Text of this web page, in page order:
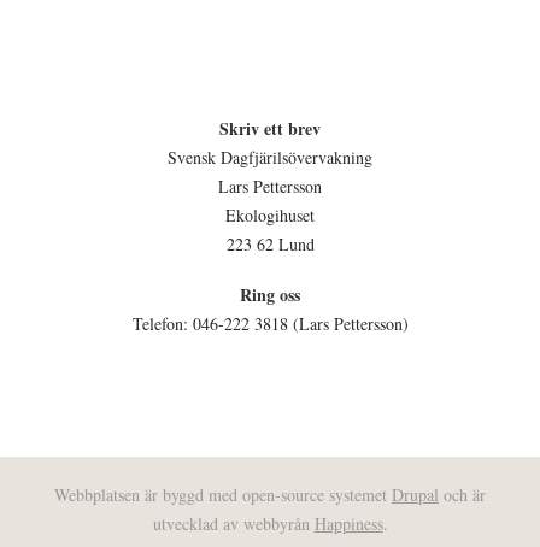
Skriv ett brev
Svensk Dagfjärilsövervakning
Lars Pettersson
Ekologihuset
223 62 Lund
Ring oss
Telefon: 046-222 3818 (Lars Pettersson)
Webbplatsen är byggd med open-source systemet Drupal och är
utvecklad av webbyrån Happiness.